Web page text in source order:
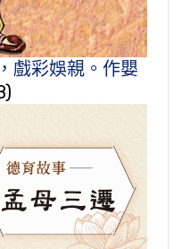
戲彩娛親。作嬰